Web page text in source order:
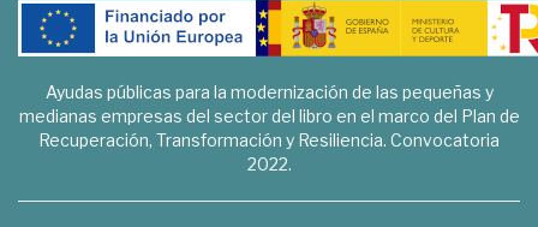
Ayudas públicas para la modernización de las pequeñas y
medianas empresas del sector del libro en el marco del Plan de
Recuperación, Transformación y Resiliencia. Convocatoria
2022.